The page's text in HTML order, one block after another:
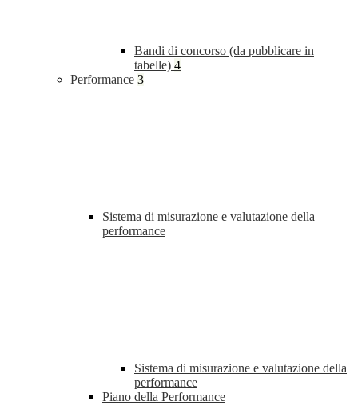
Bandi di concorso (da pubblicare in
tabelle) 4
Performance 3
Sistema di misurazione e valutazione della
performance
Sistema di misurazione e valutazione della
performance
Piano della Performance